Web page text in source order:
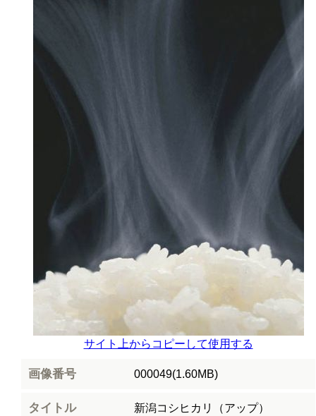
サイト上からコピーして使用する
画像番号 000049(1.60MB)
タイトル 新潟コシヒカリ（アップ）